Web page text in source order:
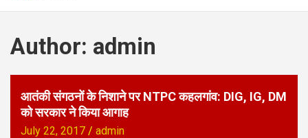
e
Author: admin
आतंकी संगठनों के निशाने पर NTPC कहलगांव: DIG, IG, DM
को सरकार ने किया आगाह
July 22, 2017 admin